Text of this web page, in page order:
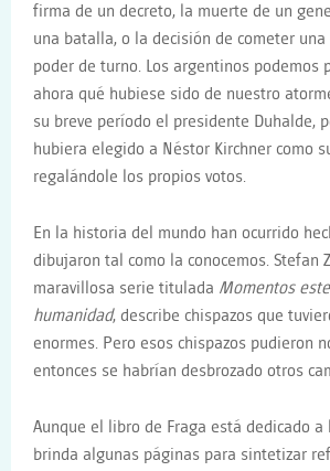
firma de un decreto, la muerte de un
una batalla, o la decisión de cometer
poder de turno. Los argentinos podemos
ahora qué hubiese sido de nuestro
su breve período el presidente Duhalde,
hubiera elegido a Néstor Kirchner como
regalándole los propios votos.
En la historia del mundo han ocurrido
dibujaron tal como la conocemos. Stefan
maravillosa serie titulada Momentos
humanidad, describe chispazos que
enormes. Pero esos chispazos pudieron
entonces se habrían desbrozado otros
Aunque el libro de Fraga está dedicado a
brinda algunas páginas para sintetizar